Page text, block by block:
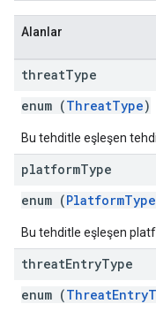
Alanlar
threatType
enum (ThreatType)
Bu tehditle eşleşen
platformType
enum (PlatformType
Bu tehditle eşleşen
threatEntryType
enum (